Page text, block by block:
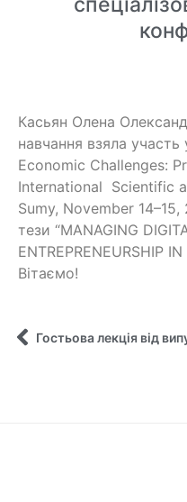
Касьян Олена
навчання взяла участь
Economic Challenges:
International Scientific
Sumy, November
тези “MANAGING
ENTREPRENEURSHIP
Вітаємо!